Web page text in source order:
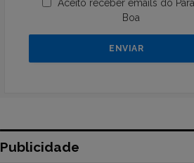
Aceito receber emails do
Boa
Publicidade